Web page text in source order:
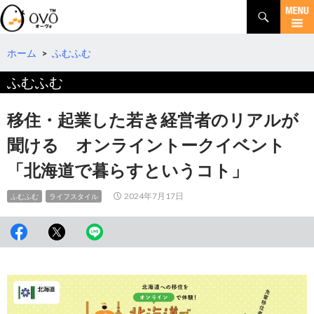
検
索
コ
テ
へ
移
動
ホーム > ふむふむ
ふむふむ
移住・起業した若き経営者のリアルが
聞ける オンライントークイベント
「北海道で暮らすというコト」
ふむふむ ライフスタイル 2024年7月17日